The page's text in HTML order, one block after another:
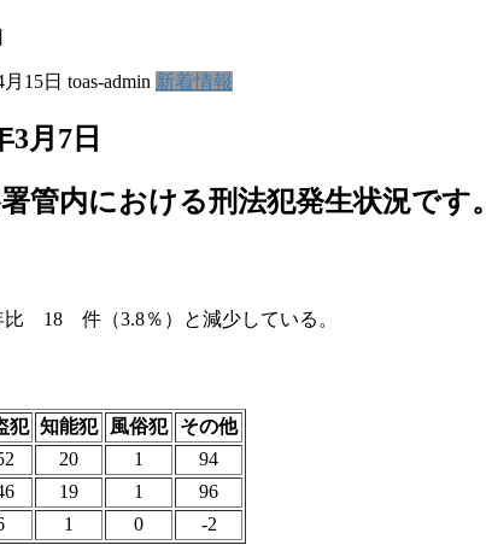
15日 toas-admin 新着情報
月7日
管内における刑法犯発生状況です。
18 件（3.8％）と減少している。
犯 知能犯 風俗犯
その他
20 1
94
19 1
96
1 0 -2